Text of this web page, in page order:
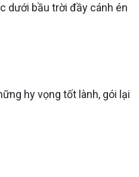
dưới bầu trời đầy cánh én
hy vọng tốt lành, gói lại